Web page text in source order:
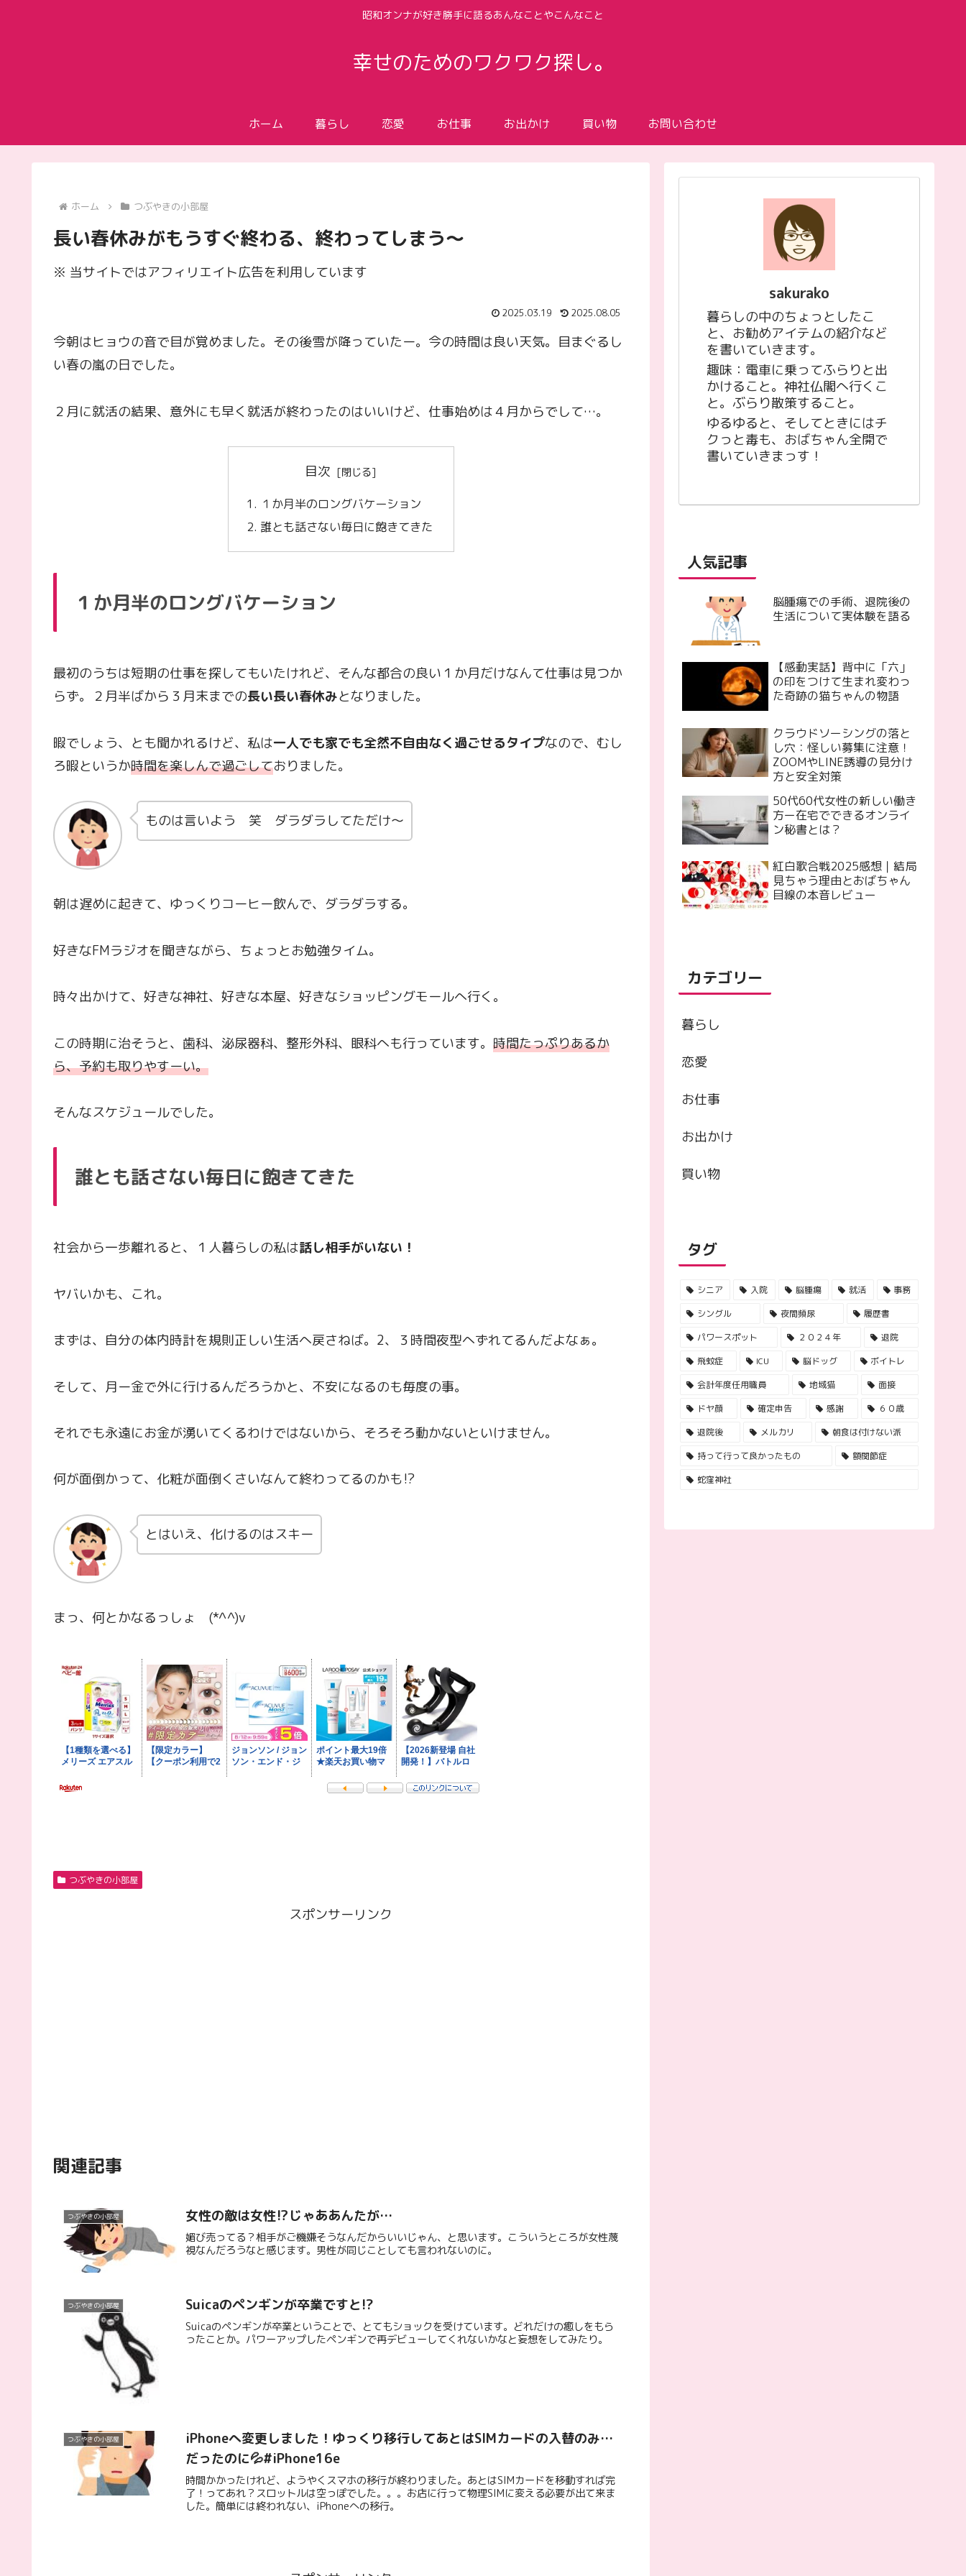
昭和オンナが好き勝手に語るあんなことやこんなこと
幸せのためのワクワク探し。
ホーム 暮らし 恋愛 お仕事 お出かけ 買い物 お問い合わせ
ホーム つぶやきの小部屋
長い春休みがもうすぐ終わる、終わってしまう～
※ 当サイトではアフィリエイト広告を利用しています
2025.03.19 2025.08.05
今朝はヒョウの音で目が覚めました。その後雪が降っていたー。今の時間は良い天気。目まぐるし
い春の嵐の日でした。
２月に就活の結果、意外にも早く就活が終わったのはいいけど、仕事始めは４月からでして…。
目次
１か月半のロングバケーション
誰とも話さない毎日に飽きてきた
１か月半のロングバケーション
最初のうちは短期の仕事を探してもいたけれど、そんな都合の良い１か月だけなんて仕事は見つか
らず。２月半ばから３月末までの長い長い春休みとなりました。
暇でしょう、とも聞かれるけど、私は一人でも家でも全然不自由なく過ごせるタイプなので、むし
ろ暇というか時間を楽しんで過ごしておりました。
ものは言いよう 笑 ダラダラしてただけ～
朝は遅めに起きて、ゆっくりコーヒー飲んで、ダラダラする。
好きなFMラジオを聞きながら、ちょっとお勉強タイム。
時々出かけて、好きな神社、好きな本屋、好きなショッピングモールへ行く。
この時期に治そうと、歯科、泌尿器科、整形外科、眼科へも行っています。 時間たっぷりあるか
ら、予約も取りやすーい。
そんなスケジュールでした。
誰とも話さない毎日に飽きてきた
社会から一歩離れると、１人暮らしの私は話し相手がいない！
ヤバいかも、これ。
まずは、自分の体内時計を規則正しい生活へ戻さねば。2、３時間夜型へずれてるんだよなぁ。
そして、月ー金で外に行けるんだろうかと、不安になるのも毎度の事。
それでも永遠にお金が湧いてくるわけではないから、そろそろ動かないといけません。
何が面倒かって、化粧が面倒くさいなんて終わってるのかも⁉
とはいえ、化けるのはスキー
まっ、何とかなるっしょ (*^^)v
つぶやきの小部屋
スポンサーリンク
関連記事
つぶやきの小部屋 女性の敵は女性⁉じゃああんたが…
媚び売ってる？相手がご機嫌そうなんだからいいじゃん、と思います。こういうところが女性蔑
視なんだろうなと感じます。男性が同じことしても言われないのに。
つぶやきの小部屋 Suicaのペンギンが卒業ですと!?
Suicaのペンギンが卒業ということで、とてもショックを受けています。どれだけの癒しをもら
ったことか。パワーアップしたペンギンで再デビューしてくれないかなと妄想をしてみたり。
つぶやきの小部屋
iPhoneへ変更しました！ゆっくり移行してあとはSIMカードの入替のみ…
だったのに💦#iPhone16e
時間かかったけれど、ようやくスマホの移行が終わりました。あとはSIMカードを移動すれば完
了！ってあれ？スロットルは空っぽでした。。。お店に行って物理SIMに変える必要が出て来ま
した。簡単には終われない、iPhoneへの移行。
sakurako
暮らしの中のちょっとしたこ
と、お勧めアイテムの紹介など
を書いていきます。
趣味：電車に乗ってふらりと出
かけること。神社仏閣へ行くこ
と。ぶらり散策すること。
ゆるゆると、そしてときにはチ
クっと毒も、おばちゃん全開で
書いていきまっす！
人気記事
脳腫瘍での手術、退院後の
生活について実体験を語る
【感動実話】背中に「六」
の印をつけて生まれ変わっ
た奇跡の猫ちゃんの物語
クラウドソーシングの落と
し穴：怪しい募集に注意！
ZOOMやLINE誘導の見分け
方と安全対策
50代60代女性の新しい働き
方ー在宅でできるオンライ
ン秘書とは？
紅白歌合戦2025感想｜結局
見ちゃう理由とおばちゃん
目線の本音レビュー
カテゴリー
暮らし
恋愛
お仕事
お出かけ
買い物
タグ
シニア 入院 脳腫瘍 就活
事務
シングル
夜間頻尿
履歴書
パワースポット
２０２４年
退院
飛蚊症
ICU 脳ドッグ
ボイトレ
会計年度任用職員
地域猫
面接
ドヤ顔
確定申告 感謝
６０歳
退院後
メルカリ
朝食は付けない派
持って行って良かったもの
額関節症
蛇窪神社